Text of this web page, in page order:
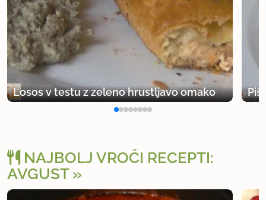
Losos v testu z zeleno hrustljavo omako
NAJBOLJ VROČI RECEPTI:
AVGUST